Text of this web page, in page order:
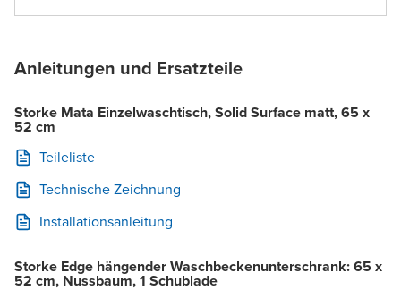
Anleitungen und Ersatzteile
Storke Mata Einzelwaschtisch, Solid Surface matt, 65 x
52 cm
Teileliste
Technische Zeichnung
Installationsanleitung
Storke Edge hängender Waschbeckenunterschrank: 65 x
52 cm, Nussbaum, 1 Schublade